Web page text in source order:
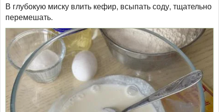
В глубокую миску влить кефир, всыпать соду, тщательно
перемешать.